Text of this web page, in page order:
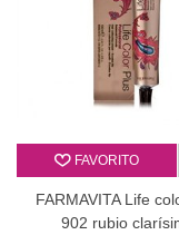
FAVORITO
FARMAVITA Life
902 rubio